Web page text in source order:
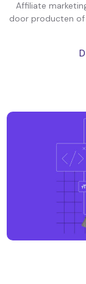
Affiliate
door producten of